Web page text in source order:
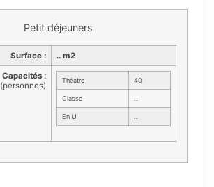
Petit déjeuners
Surface : .. m2
Capacités :
(personnes)
Théatre 40
Classe
En U